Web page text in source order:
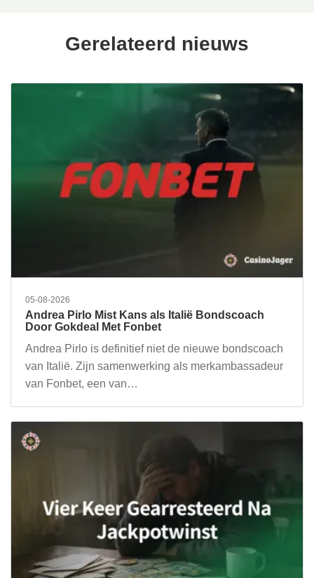
Gerelateerd nieuws
05-08-2026
Andrea Pirlo Mist Kans als Italië Bondscoach
Door Gokdeal Met Fonbet
Andrea Pirlo is definitief niet de nieuwe bondscoach
van Italië. Zijn samenwerking als merkambassadeur
van Fonbet, een van…